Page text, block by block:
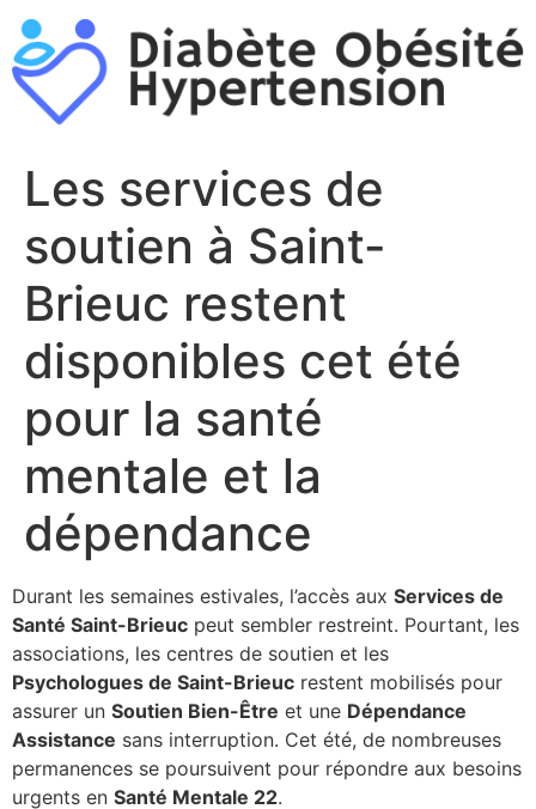
Aller
au
contenu
Les services de
soutien à Saint-
Brieuc restent
disponibles cet été
pour la santé
mentale et la
dépendance
Durant les semaines estivales, l’accès aux Services de
Santé Saint-Brieuc peut sembler restreint. Pourtant, les
associations, les centres de soutien et les
Psychologues de Saint-Brieuc restent mobilisés pour
assurer un Soutien Bien-Être et une Dépendance
Assistance sans interruption. Cet été, de nombreuses
permanences se poursuivent pour répondre aux besoins
urgents en Santé Mentale 22.